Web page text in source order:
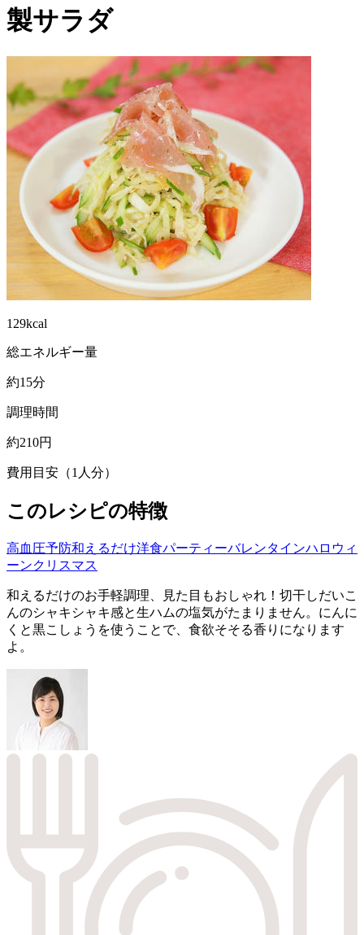
製サラダ
129kcal
総エネルギー量
約15分
調理時間
約210円
費用目安（1人分）
このレシピの特徴
高血圧予防和えるだけ洋食パーティーバレンタインハロウィ
ーンクリスマス
和えるだけのお手軽調理、見た目もおしゃれ！切干しだいこ
んのシャキシャキ感と生ハムの塩気がたまりません。にんに
くと黒こしょうを使うことで、食欲そそる香りになります
よ。